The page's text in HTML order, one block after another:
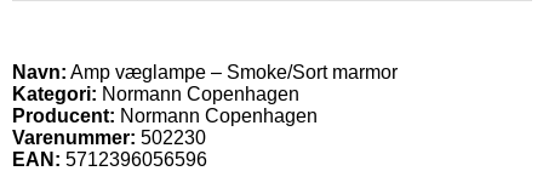
Navn: Amp væglampe – Smoke/Sort marmor
Kategori: Normann Copenhagen
Producent: Normann Copenhagen
Varenummer: 502230
EAN: 5712396056596